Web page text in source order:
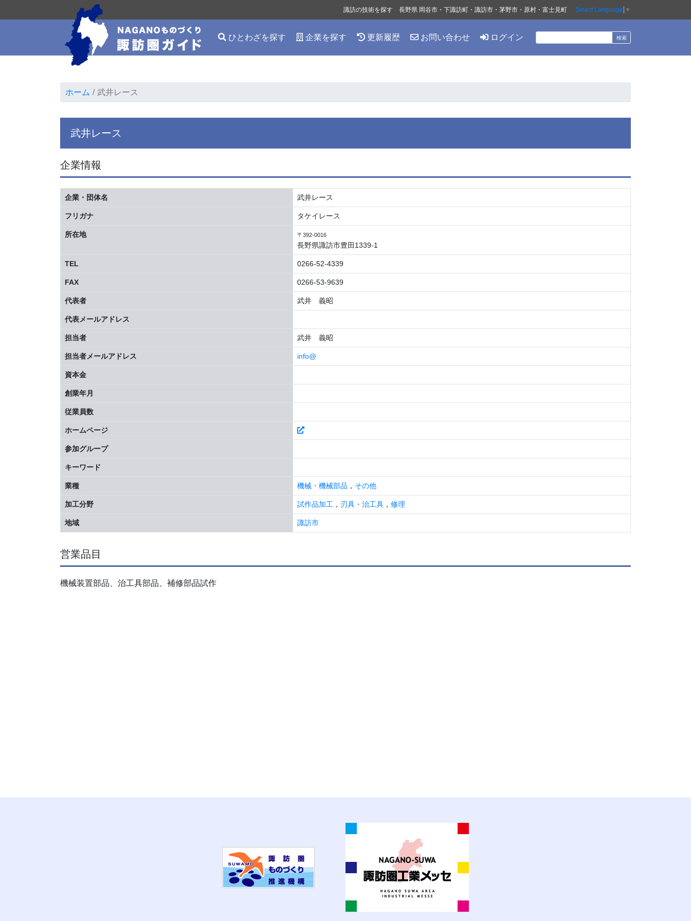
ひとわざを探す 企業を探す 更新履歴 お問い合わせ ログイン
諏訪の技術を探す 長野県 岡谷市・下諏訪町・諏訪市・茅野市・原村・富士見町 Select Language ▼
ホーム 武井レース
武井レース
企業情報
企業・団体名 武井レース
フリガナ タケイレース
所在地 〒392-0016
長野県諏訪市豊田1339-1
TEL 0266-52-4339
FAX 0266-53-9639
代表者 武井 義昭
代表メールアドレス
担当者 武井 義昭
担当者メールアドレス info@
資本金
創業年月
従業員数
ホームページ
参加グループ
キーワード
業種 機械・機械部品 ， その他
加工分野 試作品加工 ， 刃具・治工具， 修理
地域 諏訪市
営業品目
機械装置部品、治工具部品、補修部品試作